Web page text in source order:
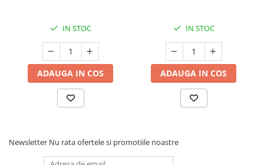
IN STOC
ADAUGA IN COS
IN STOC
ADAUGA IN COS
Newsletter Nu rata ofertele si promotiile noastre